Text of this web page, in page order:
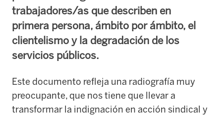
trabajadores/as que describen en
primera persona, ámbito por ámbito, el
clientelismo y la degradación de los
servicios públicos.
Este documento refleja una radiografía muy
preocupante, que nos tiene que llevar a
transformar la indignación en acción sindical y